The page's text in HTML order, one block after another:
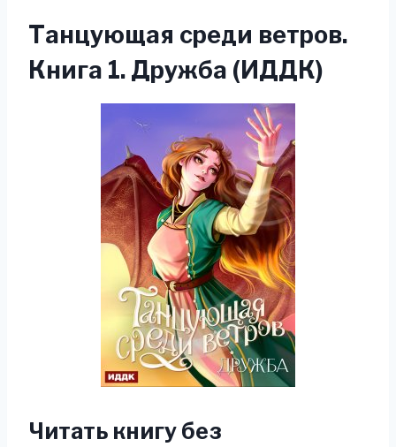
Танцующая среди ветров.
Книга 1. Дружба (ИДДК)
Читать книгу без